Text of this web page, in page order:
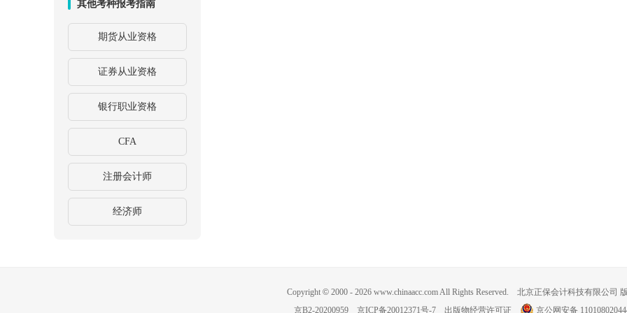
其他考种报考指南
期货从业资格
证券从业资格
银行职业资格
CFA
注册会计师
经济师
Copyright © 2000 - 2026 www.chinaacc.com All Rights Reserved. 北京正保会计科技有限公司
京B2-20200959
京ICP备20012371号-7 出版物经营许可证 京公网安备